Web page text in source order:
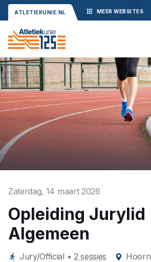
ATLETIEKUNIE.NL MEER WEBSITES
Zaterdag, 14 maart 2026
Opleiding Jurylid
Algemeen
Jury/Official • 2 sessies Hoorn